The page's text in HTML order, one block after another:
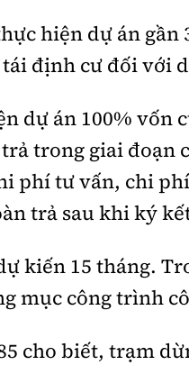
hiện dự án gần
định cư đối với
dự án 100% vốn
trong giai đoạn
phí tư vấn, chi
trả sau khi ký
kiến 15 tháng.
mục công trình
cho biết, trạm